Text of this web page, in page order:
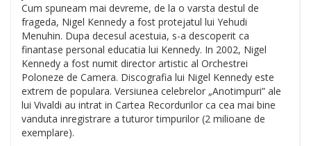
Cum spuneam mai devreme, de la o varsta destul de
frageda, Nigel Kennedy a fost protejatul lui Yehudi
Menuhin. Dupa decesul acestuia, s-a descoperit ca
finantase personal educatia lui Kennedy. In 2002, Nigel
Kennedy a fost numit director artistic al Orchestrei
Poloneze de Camera. Discografia lui Nigel Kennedy este
extrem de populara. Versiunea celebrelor „Anotimpuri” ale
lui Vivaldi au intrat in Cartea Recordurilor ca cea mai bine
vanduta inregistrare a tuturor timpurilor (2 milioane de
exemplare).